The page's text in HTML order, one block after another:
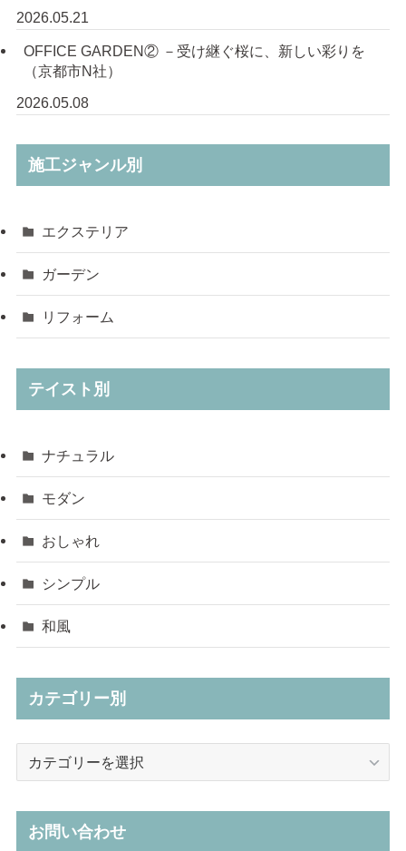
2026.05.21
OFFICE GARDEN② －受け継ぐ桜に、新しい彩りを
（京都市N社）
2026.05.08
施工ジャンル別
エクステリア
ガーデン
リフォーム
テイスト別
ナチュラル
モダン
おしゃれ
シンプル
和風
カテゴリー別
お問い合わせ